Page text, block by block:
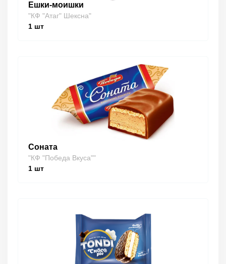
Ешки-моишки
"КФ "Атаг" Шексна"
1 шт
Соната
"КФ "Победа Вкуса""
1 шт